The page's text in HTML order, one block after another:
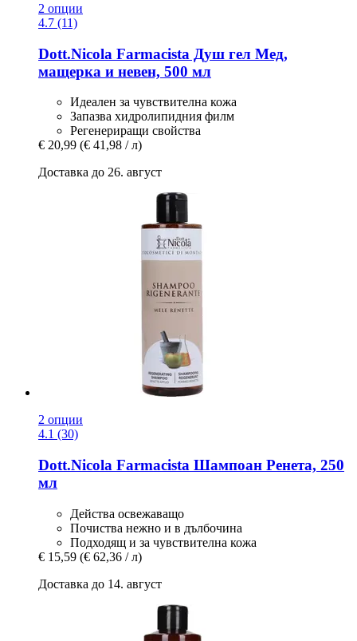
2 опции
4.7 (11)
Dott.Nicola Farmacista Душ гел Мед,
мащерка и невен, 500 мл
Идеален за чувствителна кожа
Запазва хидролипидния филм
Регенериращи свойства
€ 20,99 (€ 41,98 / л)
Доставка до 26. август
2 опции
4.1 (30)
Dott.Nicola Farmacista Шампоан Ренета, 250
мл
Действа освежаващо
Почиства нежно и в дълбочина
Подходящ и за чувствителна кожа
€ 15,59 (€ 62,36 / л)
Доставка до 14. август